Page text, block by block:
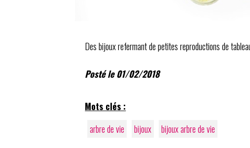
Des bijoux refermant de petites reproductions de
Posté le 01/02/2018
Mots clés :
arbre de vie
bijoux bijoux arbre de vie